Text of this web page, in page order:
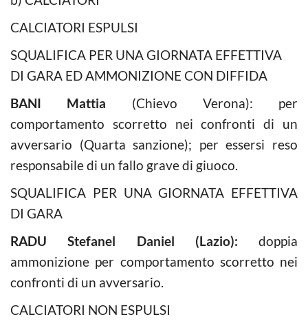
CALCIATORI ESPULSI
SQUALIFICA PER UNA GIORNATA EFFETTIVA
DI GARA ED AMMONIZIONE CON DIFFIDA
BANI Mattia (Chievo Verona): per
comportamento scorretto nei confronti di un
avversario (Quarta sanzione); per essersi reso
responsabile di un fallo grave di giuoco.
SQUALIFICA PER UNA GIORNATA EFFETTIVA
DI GARA
RADU Stefanel Daniel (Lazio): doppia
ammonizione per comportamento scorretto nei
confronti di un avversario.
CALCIATORI NON ESPULSI